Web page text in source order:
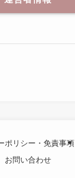
ポリシー・免責事項
お問い合わせ